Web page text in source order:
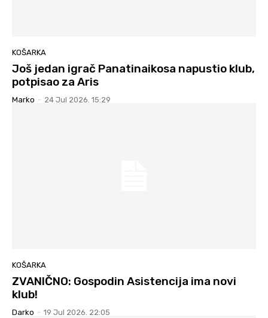
KOŠARKA
Još jedan igrač Panatinaikosa napustio klub,
potpisao za Aris
Marko - 24 Jul 2026. 15:29
KOŠARKA
ZVANIČNO: Gospodin Asistencija ima novi
klub!
Darko - 19 Jul 2026. 22:05